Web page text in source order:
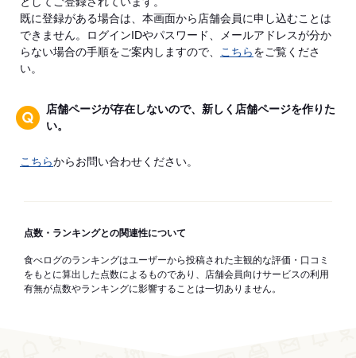
既に登録がある場合は、本画面から店舗会員に申し込むことは
できません。ログインIDやパスワード、メールアドレスが分か
らない場合の手順をご案内しますので、
こちらをご覧くださ
い。
店舗ページが存在しないので、新しく店舗ページを作りた
い。
こちらからお問い合わせください。
点数・ランキングとの関連性について
食べログのランキングはユーザーから投稿された主観的な評価・口コミ
をもとに算出した点数によるものであり、店舗会員向けサービスの利用
有無が点数やランキングに影響することは一切ありません。